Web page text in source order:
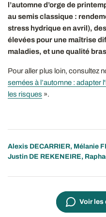
l’automne d’orge de
au semis classique :
stress hydrique en avril),
élevées pour une maîtrise
maladies, et une qualité
Pour aller plus loin, consultez
semées à l’automne : adapter
les risques ».
Alexis DECARRIER, Mélanie
Justin DE REKENEIRE,
Voir les